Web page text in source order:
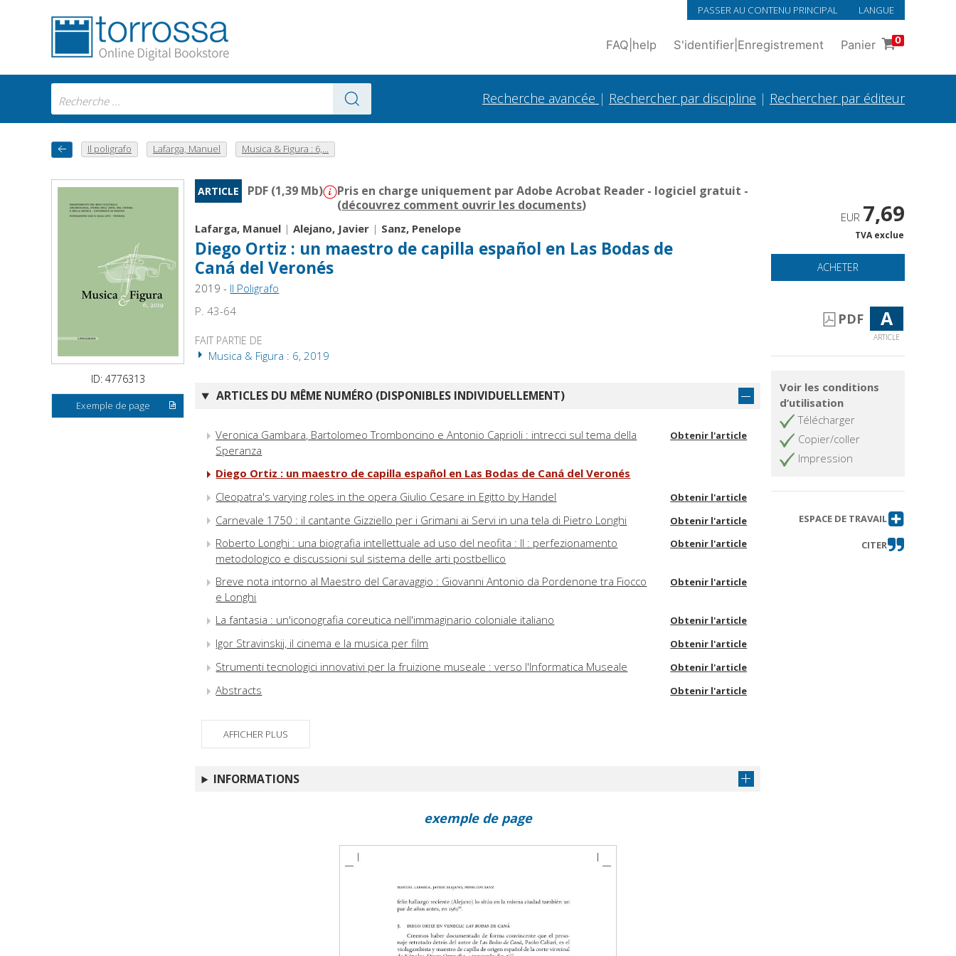
PASSER AU CONTENU PRINCIPAL LANGUE
FAQ help S'identifier Enregistrement Panier 0
Recherche avancée | Rechercher par discipline | Rechercher par éditeur
Il poligrafo Lafarga, Manuel Musica & Figura : 6,...
ID: 4776313
Exemple de page
ARTICLE PDF (1,39 Mb)
Pris en charge uniquement par Adobe Acrobat Reader - logiciel gratuit -
(découvrez comment ouvrir les documents)
Lafarga, Manuel |Alejano, Javier | Sanz, Penelope
Diego Ortiz : un maestro de capilla español en Las Bodas de
Caná del Veronés
2019 - Il Poligrafo
P. 43-64
FAIT PARTIE DE
Musica & Figura : 6, 2019
ARTICLES DU MÊME NUMÉRO (DISPONIBLES INDIVIDUELLEMENT)
Veronica Gambara, Bartolomeo Tromboncino e Antonio Caprioli : intrecci sul tema della
Speranza
Obtenir l'article
Diego Ortiz : un maestro de capilla español en Las Bodas de Caná del Veronés
Cleopatra's varying roles in the opera Giulio Cesare in Egitto by Handel
Obtenir l'article
Carnevale 1750 : il cantante Gizziello per i Grimani ai Servi in una tela di Pietro Longhi Obtenir l'article
Roberto Longhi : una biografia intellettuale ad uso del neofita : II : perfezionamento
metodologico e discussioni sul sistema delle arti postbellico
Obtenir l'article
Breve nota intorno al Maestro del Caravaggio : Giovanni Antonio da Pordenone tra Fiocco
e Longhi
Obtenir l'article
La fantasia : un'iconografia coreutica nell'immaginario coloniale italiano Obtenir l'article
Igor Stravinskij, il cinema e la musica per film Obtenir l'article
Strumenti tecnologici innovativi per la fruizione museale : verso l'Informatica Museale Obtenir l'article
Abstracts Obtenir l'article
AFFICHER PLUS
INFORMATIONS
EUR 7,69
TVA exclue
ACHETER
PDF A
ARTICLE
Voir les conditions
d’utilisation
Télécharger
Copier/coller
Impression
ESPACE DE TRAVAIL
CITER
exemple de page